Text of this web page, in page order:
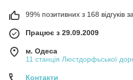
99% позитивних з 168 відгуків
Працює з 29.09.2009
м. Одеса
11 станція Люстдорфьської
Контакти